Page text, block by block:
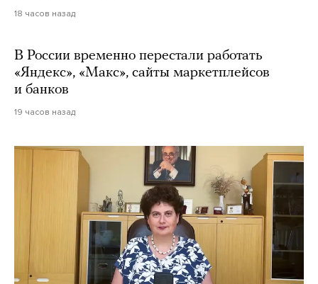
18 часов назад
В России временно перестали работать
«Яндекс», «Макс», сайты маркетплейсов
и банков
19 часов назад